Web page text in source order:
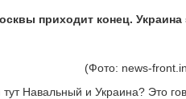
приходит конец. Украина
(Фото: news-
Навальный и Украина? Это